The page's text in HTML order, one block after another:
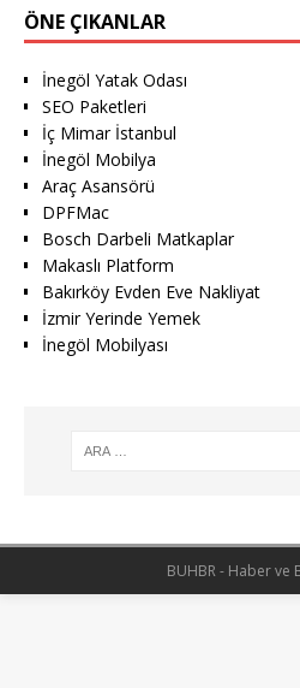
ÖNE ÇIKANLAR
İnegöl Yatak Odası
SEO Paketleri
İç Mimar İstanbul
İnegöl Mobilya
Araç Asansörü
DPFMac
Bosch Darbeli Matkaplar
Makaslı Platform
Bakırköy Evden Eve Nakliyat
İzmir Yerinde Yemek
İnegöl Mobilyası
BUHBR - Haber ve